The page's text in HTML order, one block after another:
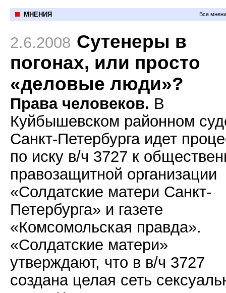
МНЕНИЯ Все
2.6.2008 Сутенеры в
погонах, или просто
«деловые люди»?
Права человеков. В
Куйбышевском районном
Санкт-Петербурга идет
по иску в/ч 3727 к
правозащитной организации
«Солдатские матери Санкт-
Петербурга» и газете
«Комсомольская правда».
«Солдатские матери»
утверждают, что в в/ч 3727
создана целая сеть